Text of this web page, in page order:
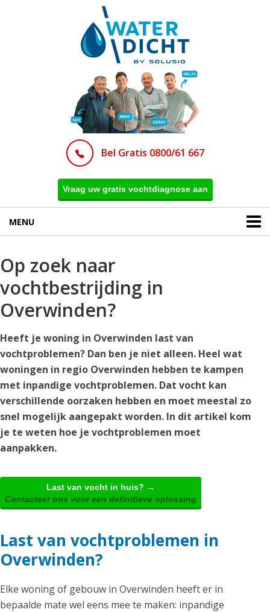
Bel Gratis 0800/61 667
Vraag uw gratis vochtdiagnose aan
MENU
Op zoek naar
vochtbestrijding in
Overwinden?
Heeft je woning in Overwinden last van
vochtproblemen? Dan ben je niet alleen. Heel wat
woningen in regio Overwinden hebben te kampen
met inpandige vochtproblemen. Dat vocht kan
verschillende oorzaken hebben en moet meestal zo
snel mogelijk aangepakt worden. In dit artikel kom
je te weten hoe je vochtproblemen moet
aanpakken.
Last van vocht in huis? →
Contacteer ons voor een definitieve oplossing
Last van vochtproblemen in
Overwinden?
Elke woning of gebouw in Overwinden heeft er in
bepaalde mate wel eens mee te maken: inpandige